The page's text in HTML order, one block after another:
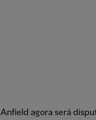
agora será